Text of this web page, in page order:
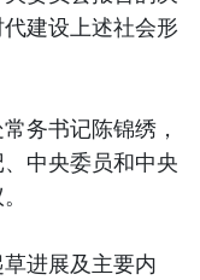
建设上述社会形
务书记陈锦绣，
中央委员和中央
进展及主要内